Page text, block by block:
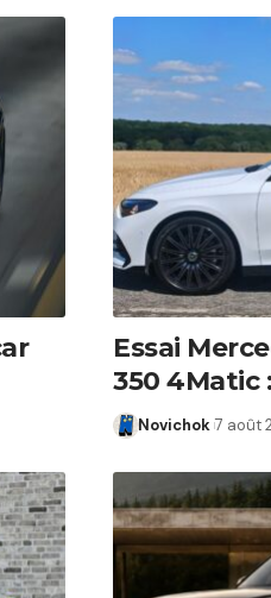
Essai
350 4Matic
Novichok 7 août